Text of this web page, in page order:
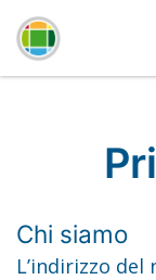
Omedical
Booking
Chi siamo
L’indirizzo